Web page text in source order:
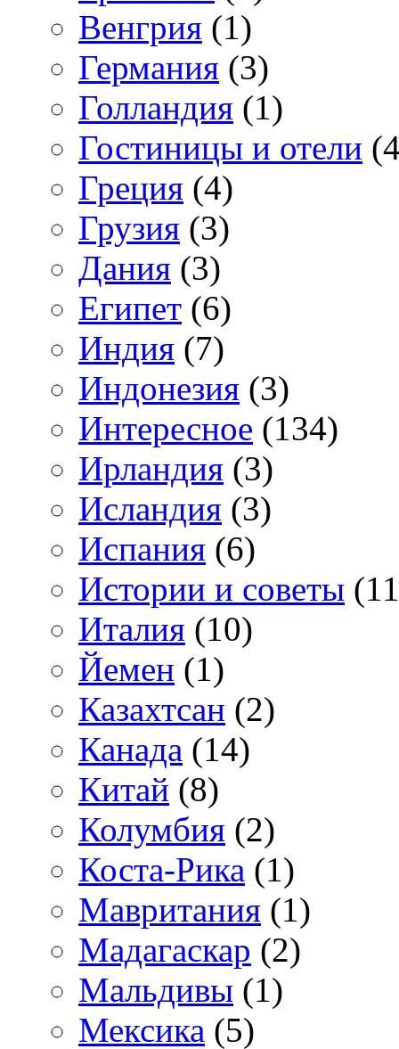
Венгрия (1)
Германия (3)
Голландия (1)
Гостиницы и отели
Греция (4)
Грузия (3)
Дания (3)
Египет (6)
Индия (7)
Индонезия (3)
Интересное (134)
Ирландия (3)
Исландия (3)
Испания (6)
Истории и советы
Италия (10)
Йемен (1)
Казахтсан (2)
Канада (14)
Китай (8)
Колумбия (2)
Коста-Рика (1)
Мавритания (1)
Мадагаскар (2)
Мальдивы (1)
Мексика (5)